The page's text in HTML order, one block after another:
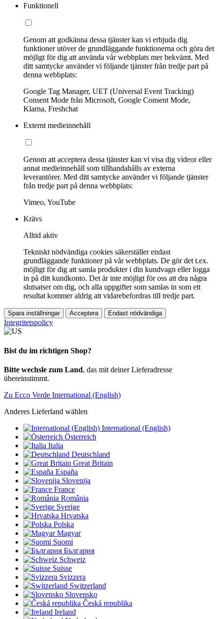
Funktionell
Genom att godkänna dessa tjänster kan vi erbjuda dig
funktioner utöver de grundläggande funktionerna och göra det
möjligt för dig att använda vår webbplats mer bekvämt. Med
ditt samtycke använder vi följande tjänster från tredje part på
denna webbplats:
Google Tag Manager, UET (Universal Event Tracking)
Consent Mode från Microsoft, Google Consent Mode,
Klarna, Freshchat
Externt medieinnehåll
Genom att acceptera dessa tjänster kan vi visa dig videor eller
annat medieinnehåll som tillhandahålls av externa
leverantörer. Med ditt samtycke använder vi följande tjänster
från tredje part på denna webbplats:
Vimeo, YouTube
Krävs
Alltid aktiv
Tekniskt nödvändiga cookies säkerställer endast
grundläggande funktioner på vår webbplats. De gör det t.ex.
möjligt för dig att samla produkter i din kundvagn eller logga
in på ditt kundkonto. Det är inte möjligt för oss att dra några
slutsatser om dig, och alla uppgifter som samlas in som ett
resultat kommer aldrig att vidarebefordras till tredje part.
Spara inställningar Acceptera Endast nödvändiga
Integritetspolicy
Bist du im richtigen Shop?
Bitte wechsle zum Land, das mit deiner Lieferadresse
übereinstimmt.
Zu Ecco Verde International (English)
Anderes Lieferland wählen
International (English)
Österreich
Italia
Deutschland
Great Britain
España
Slovenija
France
România
Sverige
Hrvatska
Polska
Magyar
Suomi
България
Schweiz
Suisse
Svizzera
Switzerland
Slovensko
Česká republika
Ireland